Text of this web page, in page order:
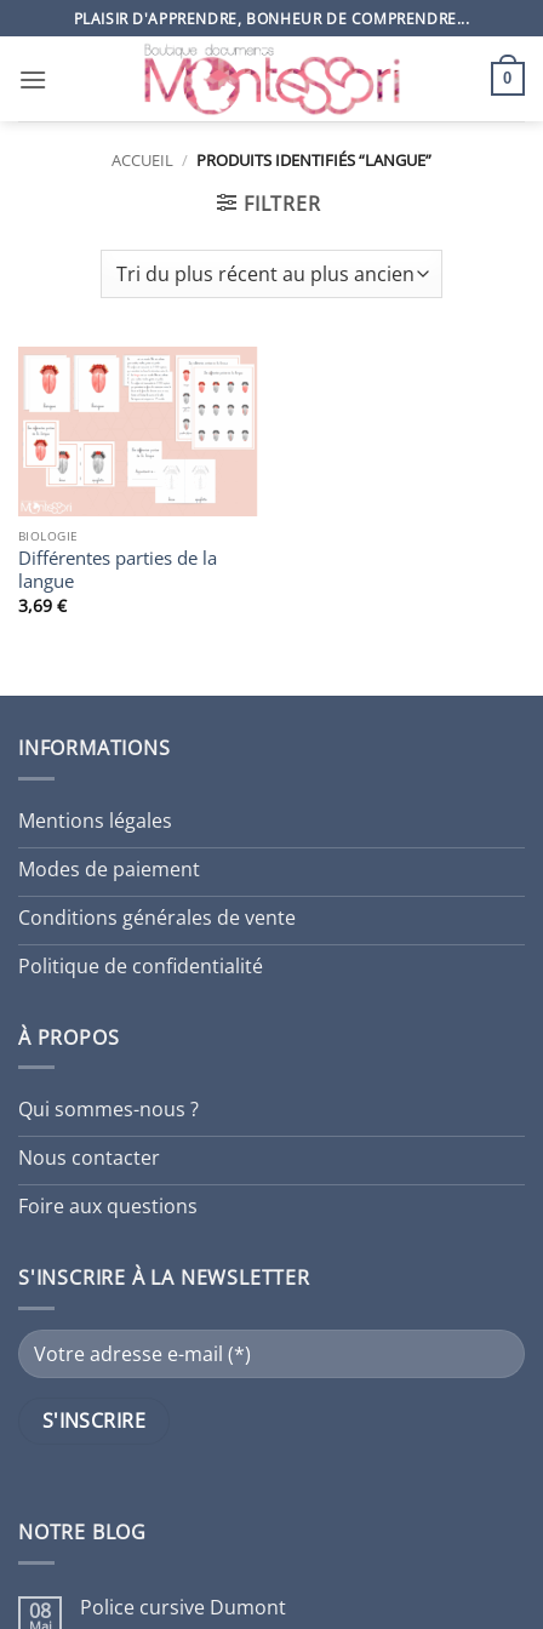
au
contenu
PLAISIR D'APPRENDRE, BONHEUR DE COMPRENDRE...
0
ACCUEIL / PRODUITS IDENTIFIÉS “LANGUE”
FILTRER
BIOLOGIE
Différentes parties de la
langue
3,69 €
INFORMATIONS
Mentions légales
Modes de paiement
Conditions générales de vente
Politique de confidentialité
À PROPOS
Qui sommes-nous ?
Nous contacter
Foire aux questions
S'INSCRIRE À LA NEWSLETTER
NOTRE BLOG
08 Police cursive Dumont